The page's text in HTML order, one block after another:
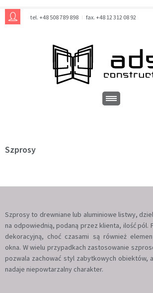
tel. +48 508 789 898 fax. +48 12 312 08 92
Szprosy
Szprosy to drewniane lub aluminiowe listwy,
na odpowiednią, podaną przez klienta, ilość pól.
dekoracyjną, choć czasami są również
okna. W wielu przypadkach zastosowanie
pozwala zachować styl zabytkowych obiektów,
nadaje niepowtarzalny charakter.